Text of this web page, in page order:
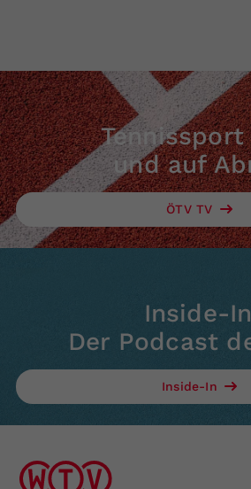
und auf
ÖTV TV
Inside-In
Der Podcast
Inside-In